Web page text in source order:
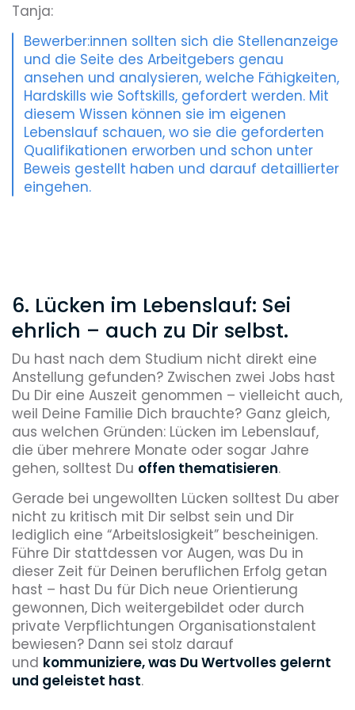
Tanja:
Bewerber:innen sollten sich die Stellenanzeige
und die Seite des Arbeitgebers genau
ansehen und analysieren, welche Fähigkeiten,
Hardskills wie Softskills, gefordert werden. Mit
diesem Wissen können sie im eigenen
Lebenslauf schauen, wo sie die geforderten
Qualifikationen erworben und schon unter
Beweis gestellt haben und darauf detaillierter
eingehen.
6. Lücken im Lebenslauf: Sei
ehrlich – auch zu Dir selbst.
Du hast nach dem Studium nicht direkt eine
Anstellung gefunden? Zwischen zwei Jobs hast
Du Dir eine Auszeit genommen – vielleicht auch,
weil Deine Familie Dich brauchte? Ganz gleich,
aus welchen Gründen: Lücken im Lebenslauf,
die über mehrere Monate oder sogar Jahre
gehen, solltest Du offen thematisieren.
Gerade bei ungewollten Lücken solltest Du aber
nicht zu kritisch mit Dir selbst sein und Dir
lediglich eine “Arbeitslosigkeit” bescheinigen.
Führe Dir stattdessen vor Augen, was Du in
dieser Zeit für Deinen beruflichen Erfolg getan
hast – hast Du für Dich neue Orientierung
gewonnen, Dich weitergebildet oder durch
private Verpflichtungen Organisationstalent
bewiesen? Dann sei stolz darauf
und kommuniziere, was Du Wertvolles gelernt
und geleistet hast.